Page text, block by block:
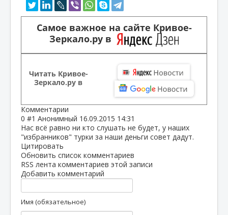
Самое важное на сайте Кривое-
Зеркало.ру в
Читать Кривое-
Зеркало.ру в
Комментарии
0 #1 Анонимный 16.09.2015 14:31
Нас всё равно ни кто слушать не будет, у наших
"избранников" турки за наши деньги совет дадут.
Цитировать
Обновить список комментариев
RSS лента комментариев этой записи
Добавить комментарий
Имя (обязательное)